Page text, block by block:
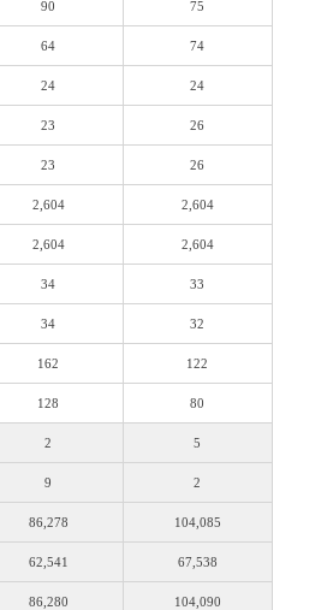
90 75
64 74
24 24
23 26
23 26
2,604 2,604
2,604 2,604
34 33
34 32
162 122
128 80
2 5
9 2
86,278 104,085
62,541 67,538
86,280 104,090